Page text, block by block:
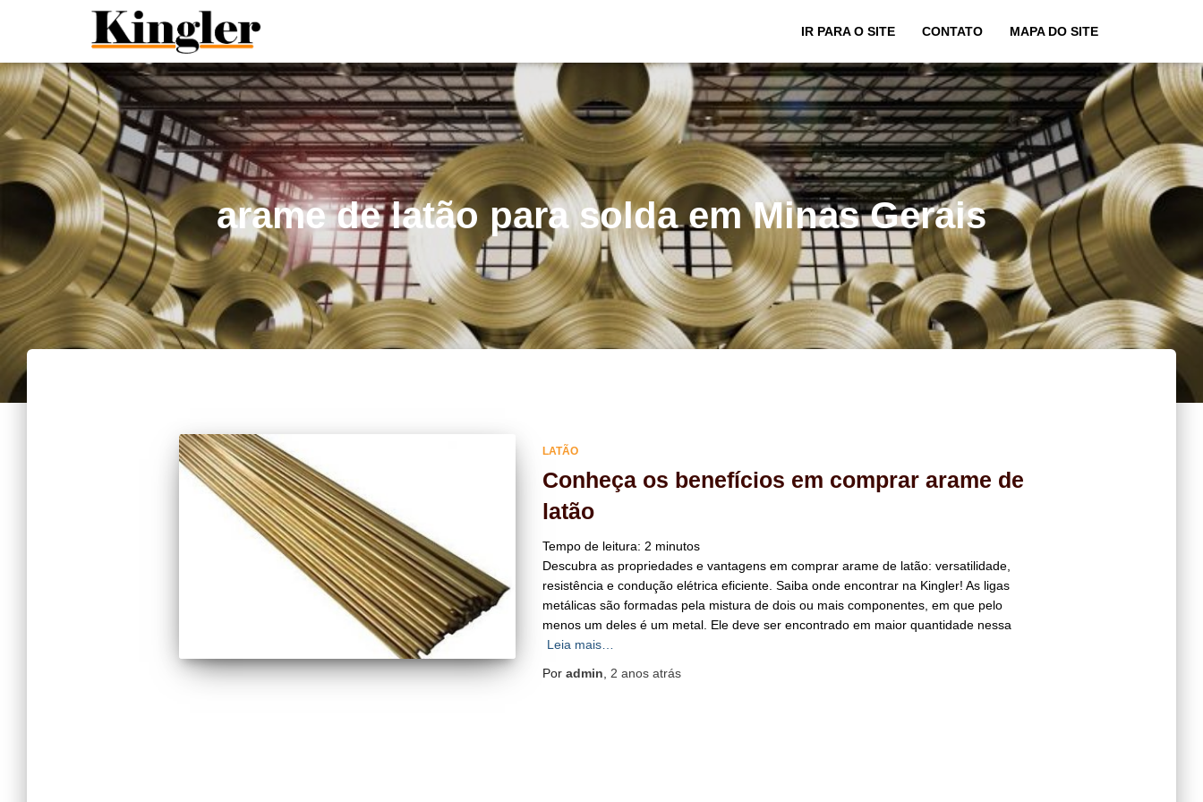
IR PARA O SITE
CONTATO MAPA DO SITE
arame de latão para solda em Minas Gerais
LATÃO
Conheça os benefícios em comprar arame de
latão
Tempo de leitura: 2 minutos
Descubra as propriedades e vantagens em comprar arame de latão: versatilidade,
resistência e condução elétrica eficiente. Saiba onde encontrar na Kingler! As ligas
metálicas são formadas pela mistura de dois ou mais componentes, em que pelo
menos um deles é um metal. Ele deve ser encontrado em maior quantidade nessa
Leia mais…
Por admin 2 anosatrás